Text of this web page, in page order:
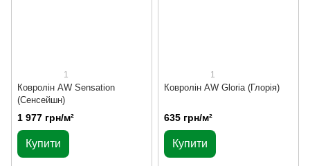
1
Ковролін AW Sensation
(Сенсейшн)
1 977 грн/м²
Купити
1
Ковролін AW Gloria (Глорія)
635 грн/м²
Купити